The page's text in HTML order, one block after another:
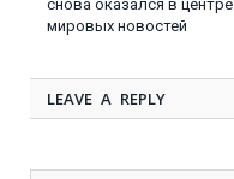
снова оказался в центре
мировых новостей
LEAVE A REPLY